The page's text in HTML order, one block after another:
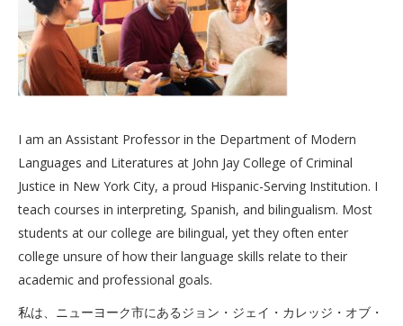
I am an Assistant Professor in the Department of Modern
Languages and Literatures at John Jay College of Criminal
Justice in New York City, a proud Hispanic-Serving Institution. I
teach courses in interpreting, Spanish, and bilingualism. Most
students at our college are bilingual, yet they often enter
college unsure of how their language skills relate to their
academic and professional goals.
私は、ニューヨーク市にあるジョン・ジェイ・カレッジ・オブ・